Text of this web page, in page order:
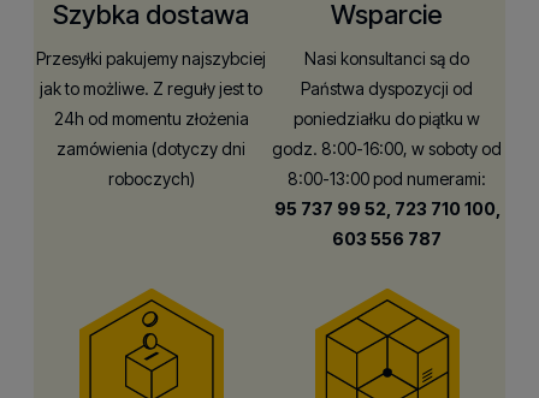
Szybka dostawa
Przesyłki pakujemy najszybciej
jak to możliwe. Z reguły jest to
24h od momentu złożenia
zamówienia (dotyczy dni
roboczych)
Wsparcie
Nasi konsultanci są do
Państwa dyspozycji od
poniedziałku do piątku w
godz. 8:00-16:00, w soboty od
8:00-13:00 pod numerami:
95 737 99 52, 723 710 100,
603 556 787